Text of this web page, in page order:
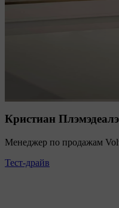
Кристиан Плэмэдеалэ
Менеджер по продажам
Тест-драйв